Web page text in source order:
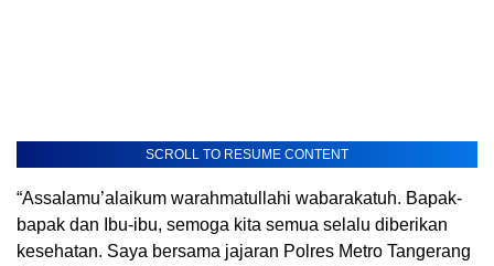
SCROLL TO RESUME CONTENT
“Assalamu’alaikum warahmatullahi wabarakatuh. Bapak-
bapak dan Ibu-ibu, semoga kita semua selalu diberikan
kesehatan. Saya bersama jajaran Polres Metro Tangerang